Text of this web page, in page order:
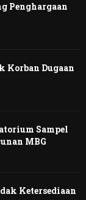
Penghargaan
Korban Dugaan
Sampel
MBG
Ketersediaan